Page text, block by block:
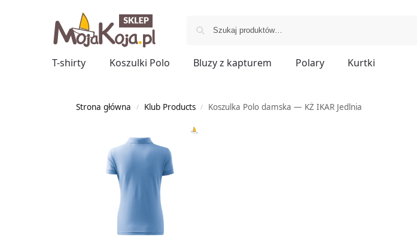
T-shirty Koszulki Polo Bluzy z kapturem Polary
Kurtki
Strona główna / Klub Products / Koszulka Polo damska — KŻ IKAR Jedlnia